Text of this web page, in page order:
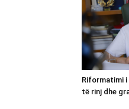
Riformatimi i
të rinj dhe